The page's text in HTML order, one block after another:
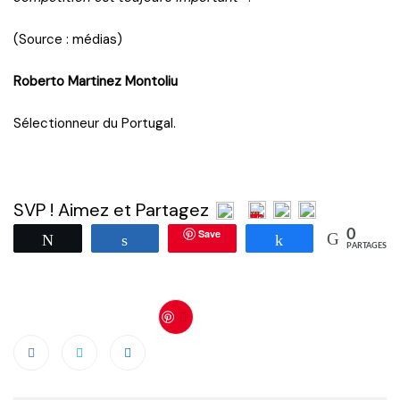
(Source : médias)
Roberto Martinez Montoliu
Sélectionneur du Portugal.
SVP ! Aimez et Partagez
Partagez Save Partagez 0
PARTAGES